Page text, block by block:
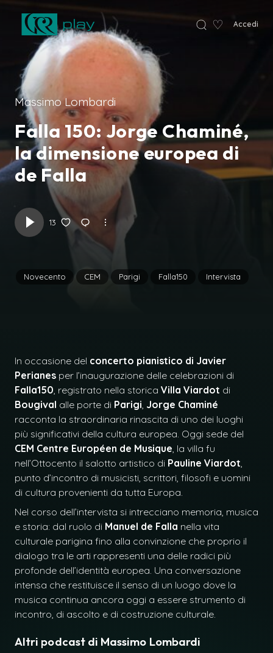
VCR Home
♡ Accedi
Massimo Lombardi
Falla 150: Jorge Chaminé,
la dimensione europea di
de Falla
13
Novecento CEM Parigi Falla150 Intervista
In occasione del concerto pianistico di Javier
Perianes per l’inaugurazione delle celebrazioni di
Falla150, registrato nella storica Villa Viardot di
Bougival alle porte di Parigi, Jorge Chaminé
racconta la straordinaria rinascita di uno dei luoghi
più significativi della cultura europea. Oggi sede del
CEM Centre Européen de Musique, la villa fu
nell’Ottocento il salotto artistico di Pauline Viardot,
punto d’incontro di musicisti, scrittori, filosofi e uomini
di cultura provenienti da tutta Europa.
Nel corso dell’intervista si intrecciano memoria, musica
e storia: dal ruolo di Manuel de Falla nella vita
culturale parigina fino alla convinzione che proprio il
dialogo tra le arti rappresenti una delle radici più
profonde dell’identità europea. Una conversazione
intensa che restituisce il senso di un luogo dove la
musica continua ancora oggi a essere strumento di
incontro, di ascolto e di costruzione culturale.
Altri podcast di Massimo Lombardi